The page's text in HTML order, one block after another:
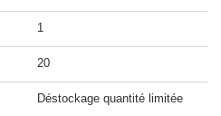
1
20
Déstockage quantité limitée